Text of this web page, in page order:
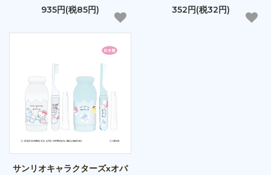
935円(税85円) 352円(税32円)
サンリオキャラクターズxオバ